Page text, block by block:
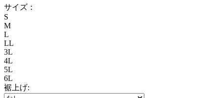
サイズ：
S
M
L
LL
3L
4L
5L
6L
裾上げ: